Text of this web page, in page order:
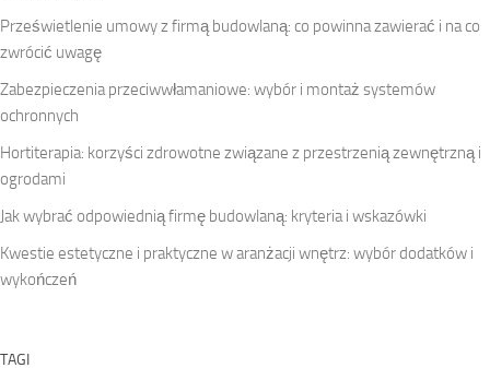
Prześwietlenie umowy z firmą budowlaną: co powinna zawierać i na co
zwrócić uwagę
Zabezpieczenia przeciwwłamaniowe: wybór i montaż systemów
ochronnych
Hortiterapia: korzyści zdrowotne związane z przestrzenią zewnętrzną i
ogrodami
Jak wybrać odpowiednią firmę budowlaną: kryteria i wskazówki
Kwestie estetyczne i praktyczne w aranżacji wnętrz: wybór dodatków i
wykończeń
TAGI